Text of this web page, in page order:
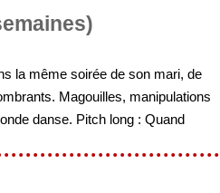
la même soirée de son mari, de
Magouilles, manipulations
danse. Pitch long : Quand